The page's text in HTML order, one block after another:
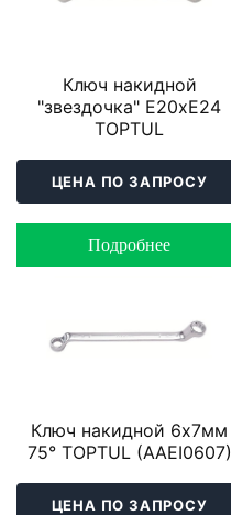
Ключ накидной
"звездочка" Е20хЕ24
TOPTUL
ЦЕНА ПО ЗАПРОСУ
Подробнее
Ключ накидной 6х7мм
75° TOPTUL (AAEI0607)
ЦЕНА ПО ЗАПРОСУ